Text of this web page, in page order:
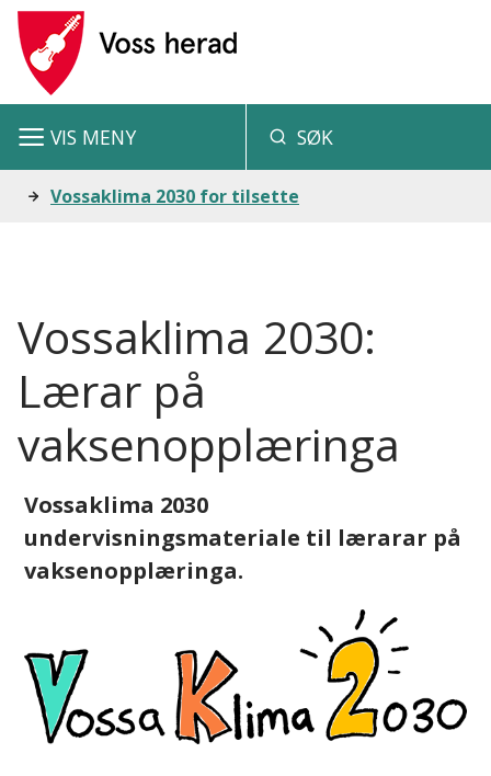
V
s
h
a
d
SØK
VIS MENY
Du Vossaklima 2030 for tilsette
Vossaklima 2030:
Lærar på
vaksenopplæringa
Vossaklima 2030
undervisningsmateriale til lærarar på
vaksenopplæringa.